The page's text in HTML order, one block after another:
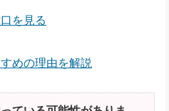
を見る
めの理由を解説